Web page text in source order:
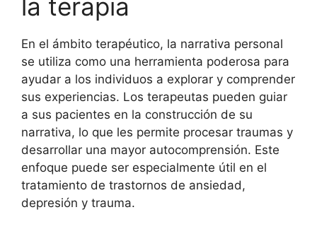
la terapia
En el ámbito terapéutico, la narrativa personal
se utiliza como una herramienta poderosa para
ayudar a los individuos a explorar y comprender
sus experiencias. Los terapeutas pueden guiar
a sus pacientes en la construcción de su
narrativa, lo que les permite procesar traumas y
desarrollar una mayor autocomprensión. Este
enfoque puede ser especialmente útil en el
tratamiento de trastornos de ansiedad,
depresión y trauma.